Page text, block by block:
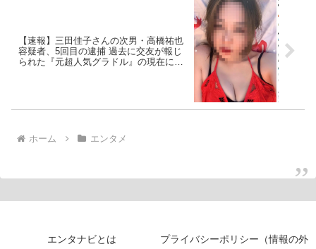
【速報】三田佳子さんの次男・高橋祐也
容疑者、5回目の逮捕 過去に交友が報じ
られた『元超人気グラドル』の現在にも
ホーム エンタメ
エンタナビとは プライバシーポリシー（情報の外